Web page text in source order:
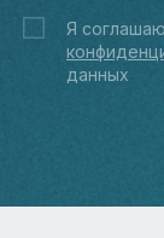
Я
данных